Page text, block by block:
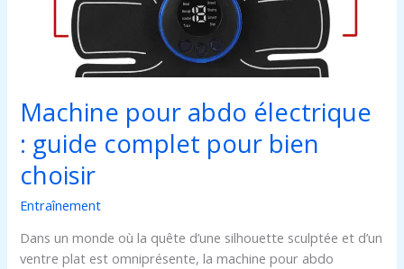
Machine pour abdo électrique
: guide complet pour bien
choisir
Entraînement
Dans un monde où la quête d’une silhouette sculptée et d’un
ventre plat est omniprésente, la machine pour abdo